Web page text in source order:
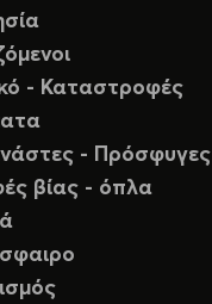
- Καταστροφές
- Πρόσφυγες
βίας - όπλα